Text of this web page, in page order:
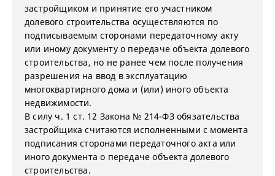
застройщиком и принятие его участником
долевого строительства осуществляются по
подписываемым сторонами передаточному акту
или иному документу о передаче объекта долевого
строительства, но не ранее чем после получения
разрешения на ввод в эксплуатацию
многоквартирного дома и (или) иного объекта
недвижимости.
В силу ч. 1 ст. 12 Закона № 214-ФЗ обязательства
застройщика считаются исполненными с момента
подписания сторонами передаточного акта или
иного документа о передаче объекта долевого
строительства.